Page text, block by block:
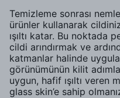
Temizleme sonrası
ürünler kullanarak
ışıltı katar. Bu noktada
cildi arındırmak ve
katmanlar halinde
görünümünün kilit
uygun, hafif ışıltı veren
glass skin’e sahip